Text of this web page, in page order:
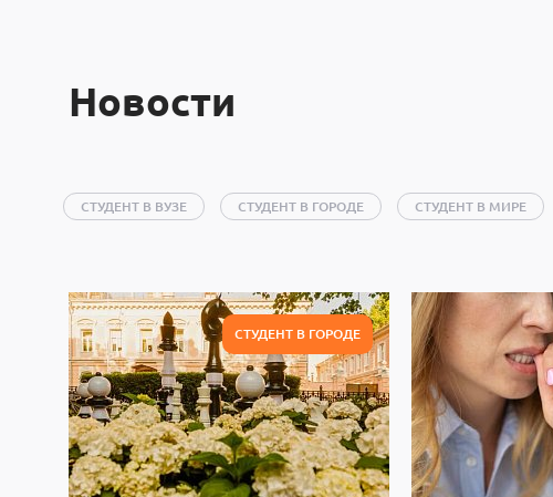
Новости
СТУДЕНТ В ВУЗЕ СТУДЕНТ В ГОРОДЕ СТУДЕНТ В МИРЕ
СТУДЕНТ В ГОРОДЕ